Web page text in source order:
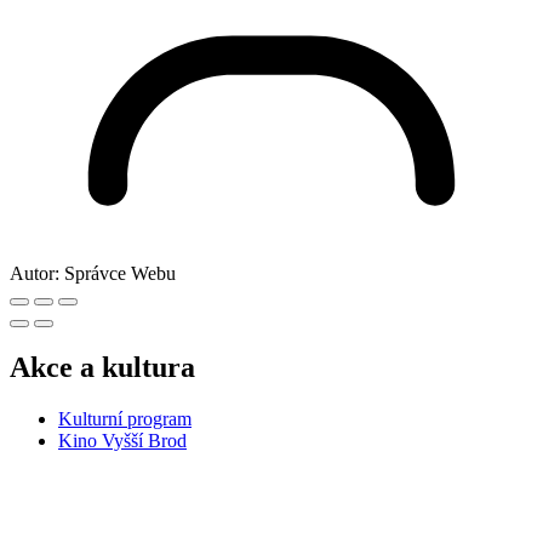
Autor: Správce Webu
Akce a kultura
Kulturní program
Kino Vyšší Brod